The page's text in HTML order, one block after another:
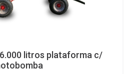
litros plataforma c/